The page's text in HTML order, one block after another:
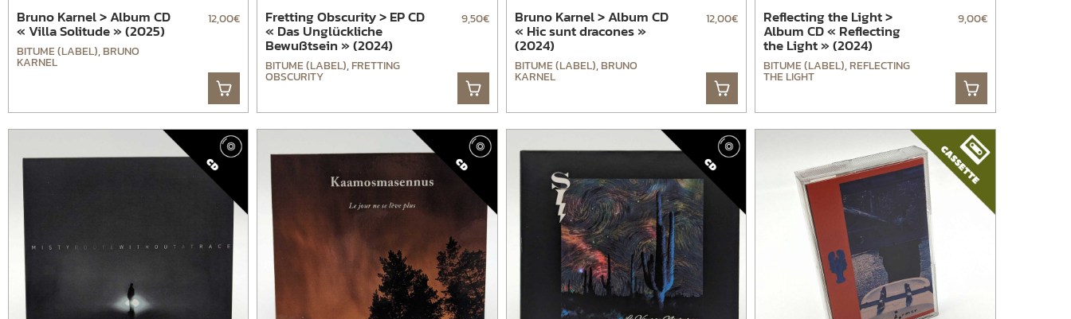
Bruno Karnel > Album CD
« Villa Solitude » (2025)
12,00€
BITUME (LABEL),BRUNO
KARNEL
Fretting Obscurity > EP CD
« Das Unglückliche
Bewußtsein » (2024)
9,50€
BITUME (LABEL),FRETTING
OBSCURITY
Bruno Karnel > Album CD
« Hic sunt dracones »
(2024)
12,00€
BITUME (LABEL),BRUNO
KARNEL
Reflecting the Light >
Album CD « Reflecting
the Light » (2024)
9,00€
BITUME (LABEL),REFLECTING
THE LIGHT